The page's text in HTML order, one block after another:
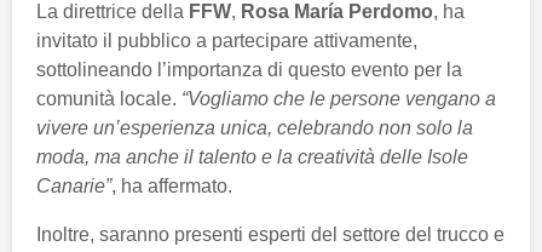
La direttrice della FFW, Rosa María Perdomo, ha
invitato il pubblico a partecipare attivamente,
sottolineando l’importanza di questo evento per la
comunità locale. “Vogliamo che le persone vengano a
vivere un’esperienza unica, celebrando non solo la
moda, ma anche il talento e la creatività delle Isole
Canarie”, ha affermato.
Inoltre, saranno presenti esperti del settore del trucco e